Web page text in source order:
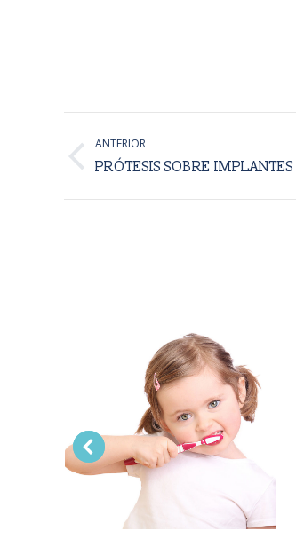
ENTRE
PROYECTOS
ANTERIOR
Proyecto
PRÓTESIS SOBRE IMPLANTES